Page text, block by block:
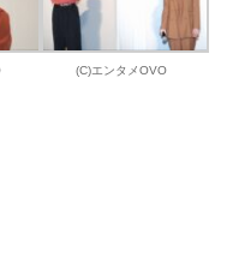
(C)エンタメOVO